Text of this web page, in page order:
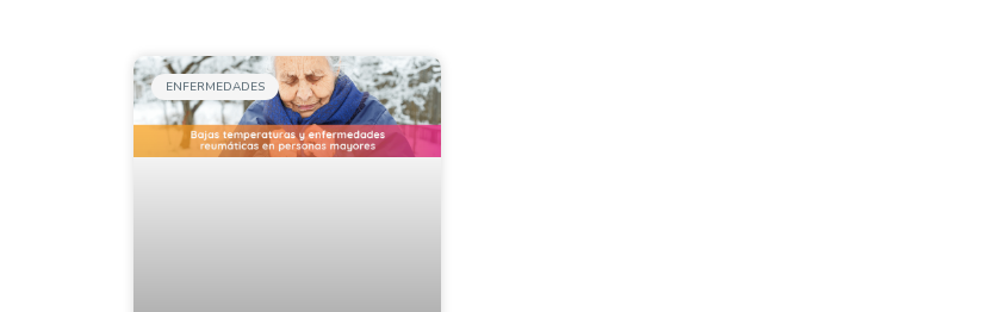
ENFERMEDADES